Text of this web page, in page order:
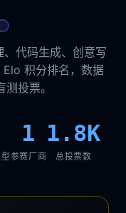
代码生成、创意写
积分排名，数据
投票。
1
参赛厂商
1.8K
总投票数